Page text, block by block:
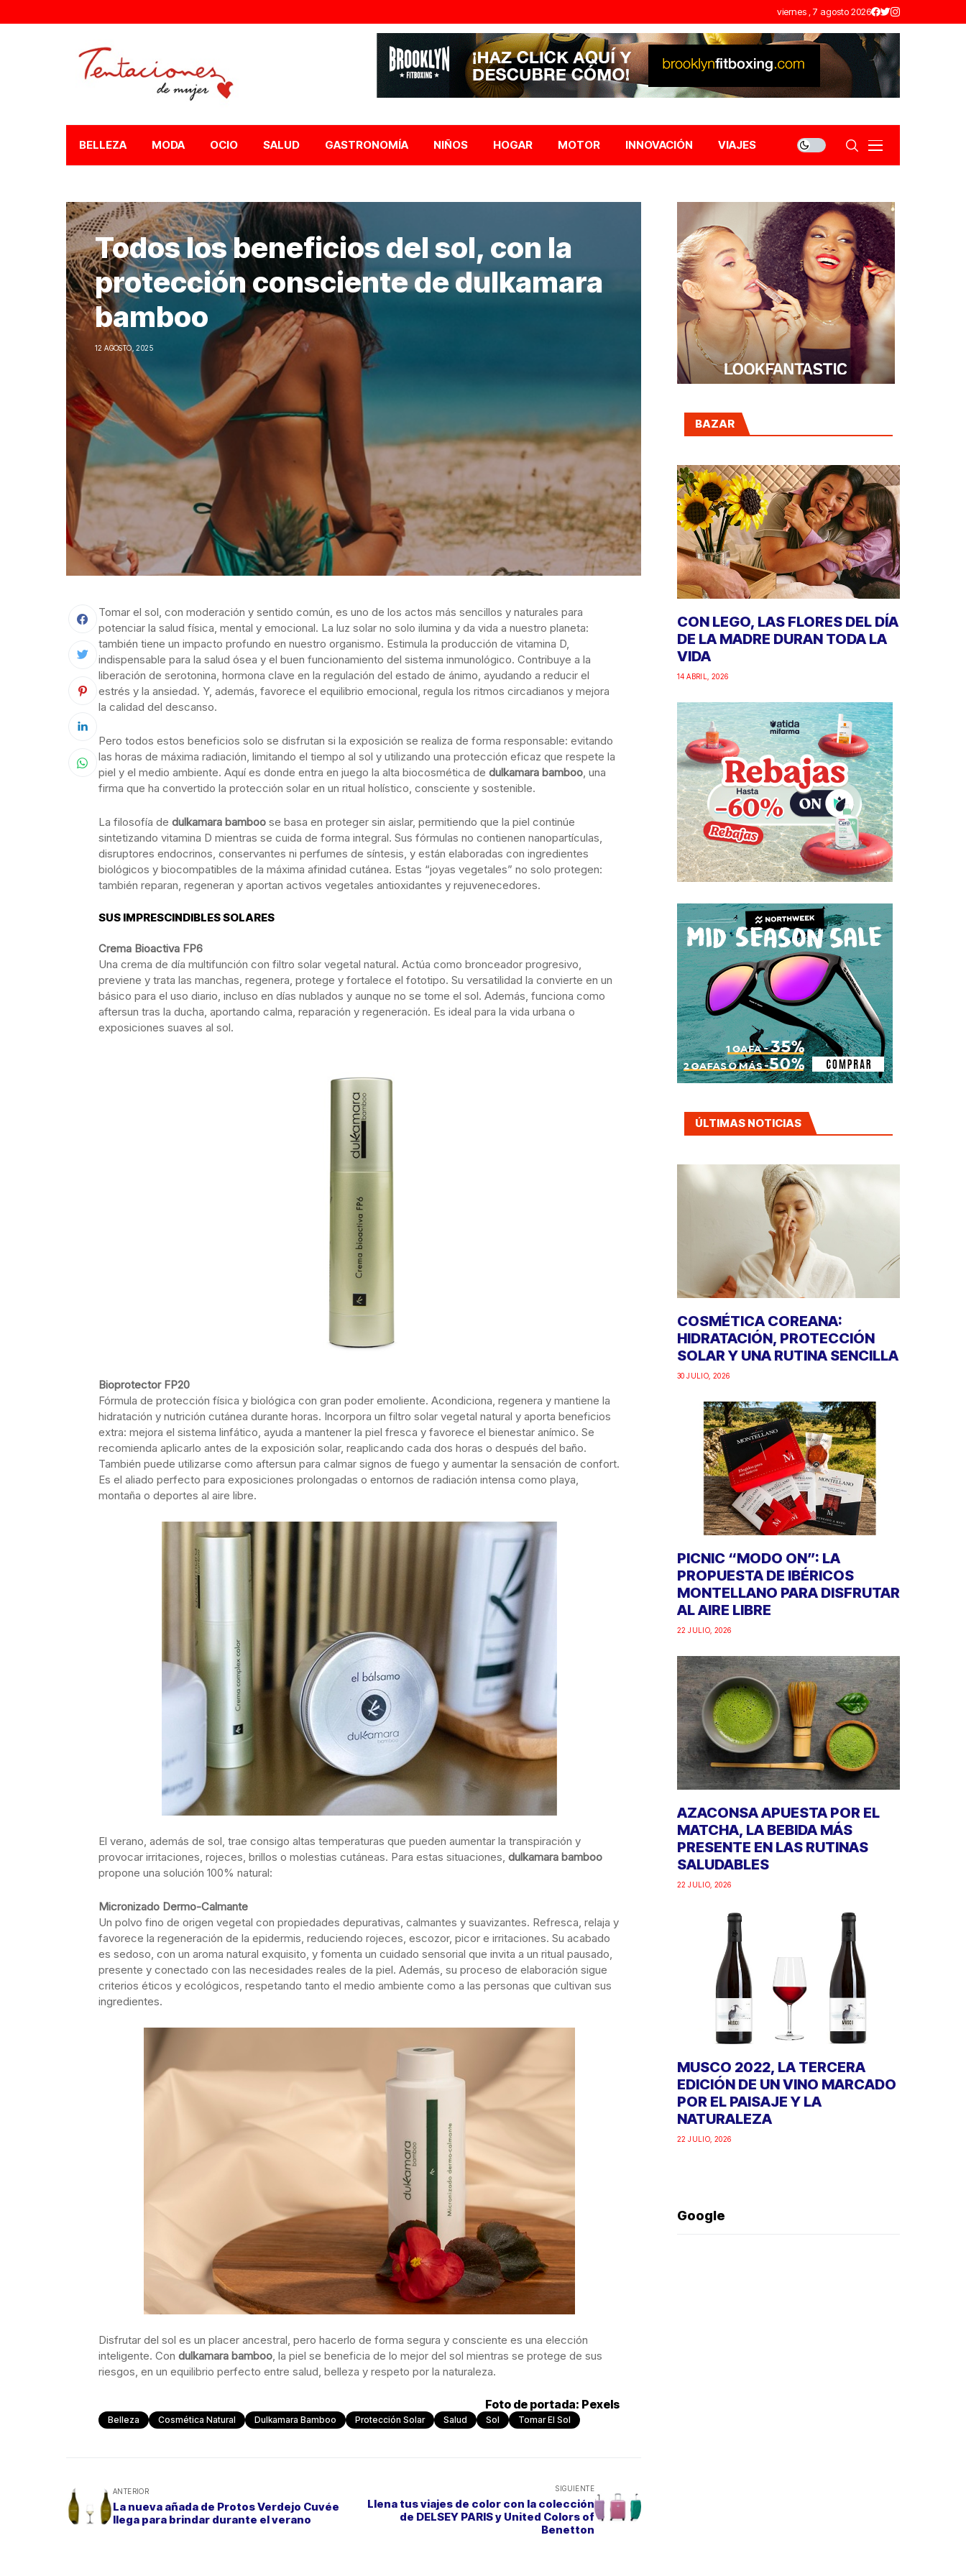
viernes , 7 agosto 2026
BELLEZA MODA OCIO SALUD GASTRONOMÍA NIÑOS HOGAR MOTOR INNOVACIÓN VIAJES
Todos los beneficios del sol, con la
protección consciente de dulkamara
bamboo
12 AGOSTO, 2025
Tomar el sol, con moderación y sentido común, es uno de los actos más sencillos y naturales para
potenciar la salud física, mental y emocional. La luz solar no solo ilumina y da vida a nuestro planeta:
también tiene un impacto profundo en nuestro organismo. Estimula la producción de vitamina D,
indispensable para la salud ósea y el buen funcionamiento del sistema inmunológico. Contribuye a la
liberación de serotonina, hormona clave en la regulación del estado de ánimo, ayudando a reducir el
estrés y la ansiedad. Y, además, favorece el equilibrio emocional, regula los ritmos circadianos y mejora
la calidad del descanso.
Pero todos estos beneficios solo se disfrutan si la exposición se realiza de forma responsable: evitando
las horas de máxima radiación, limitando el tiempo al sol y utilizando una protección eficaz que respete la
piel y el medio ambiente. Aquí es donde entra en juego la alta biocosmética de dulkamara bamboo, una
firma que ha convertido la protección solar en un ritual holístico, consciente y sostenible.
La filosofía de dulkamara bamboo se basa en proteger sin aislar, permitiendo que la piel continúe
sintetizando vitamina D mientras se cuida de forma integral. Sus fórmulas no contienen nanopartículas,
disruptores endocrinos, conservantes ni perfumes de síntesis, y están elaboradas con ingredientes
biológicos y biocompatibles de la máxima afinidad cutánea. Estas “joyas vegetales” no solo protegen:
también reparan, regeneran y aportan activos vegetales antioxidantes y rejuvenecedores.
SUS IMPRESCINDIBLES SOLARES
Crema Bioactiva FP6
Una crema de día multifunción con filtro solar vegetal natural. Actúa como bronceador progresivo,
previene y trata las manchas, regenera, protege y fortalece el fototipo. Su versatilidad la convierte en un
básico para el uso diario, incluso en días nublados y aunque no se tome el sol. Además, funciona como
aftersun tras la ducha, aportando calma, reparación y regeneración. Es ideal para la vida urbana o
exposiciones suaves al sol.
Bioprotector FP20
Fórmula de protección física y biológica con gran poder emoliente. Acondiciona, regenera y mantiene la
hidratación y nutrición cutánea durante horas. Incorpora un filtro solar vegetal natural y aporta beneficios
extra: mejora el sistema linfático, ayuda a mantener la piel fresca y favorece el bienestar anímico. Se
recomienda aplicarlo antes de la exposición solar, reaplicando cada dos horas o después del baño.
También puede utilizarse como aftersun para calmar signos de fuego y aumentar la sensación de confort.
Es el aliado perfecto para exposiciones prolongadas o entornos de radiación intensa como playa,
montaña o deportes al aire libre.
El verano, además de sol, trae consigo altas temperaturas que pueden aumentar la transpiración y
provocar irritaciones, rojeces, brillos o molestias cutáneas. Para estas situaciones, dulkamara bamboo
propone una solución 100% natural:
Micronizado Dermo-Calmante
Un polvo fino de origen vegetal con propiedades depurativas, calmantes y suavizantes. Refresca, relaja y
favorece la regeneración de la epidermis, reduciendo rojeces, escozor, picor e irritaciones. Su acabado
es sedoso, con un aroma natural exquisito, y fomenta un cuidado sensorial que invita a un ritual pausado,
presente y conectado con las necesidades reales de la piel. Además, su proceso de elaboración sigue
criterios éticos y ecológicos, respetando tanto el medio ambiente como a las personas que cultivan sus
ingredientes.
Disfrutar del sol es un placer ancestral, pero hacerlo de forma segura y consciente es una elección
inteligente. Con dulkamara bamboo , la piel se beneficia de lo mejor del sol mientras se protege de sus
riesgos, en un equilibrio perfecto entre salud, belleza y respeto por la naturaleza.
Foto de portada: Pexels
Belleza Cosmética Natural Dulkamara Bamboo Protección Solar Salud Sol Tomar El Sol
ANTERIOR
La nueva añada de Protos Verdejo Cuvée
llega para brindar durante el verano
SIGUIENTE
Llena tus viajes de color con la colección
de DELSEY PARIS y United Colors of
Benetton
BAZAR
CON LEGO, LAS FLORES DEL DÍA
DE LA MADRE DURAN TODA LA
VIDA
14 ABRIL, 2026
ÚLTIMAS NOTICIAS
COSMÉTICA COREANA:
HIDRATACIÓN, PROTECCIÓN
SOLAR Y UNA RUTINA SENCILLA
30 JULIO, 2026
PICNIC “MODO ON”: LA
PROPUESTA DE IBÉRICOS
MONTELLANO PARA DISFRUTAR
AL AIRE LIBRE
22 JULIO, 2026
AZACONSA APUESTA POR EL
MATCHA, LA BEBIDA MÁS
PRESENTE EN LAS RUTINAS
SALUDABLES
22 JULIO, 2026
MUSCO 2022, LA TERCERA
EDICIÓN DE UN VINO MARCADO
POR EL PAISAJE Y LA
NATURALEZA
22 JULIO, 2026
Google